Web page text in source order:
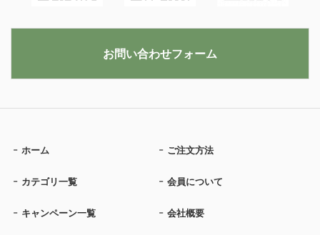
ホーム ご注文方法
カテゴリ一覧 会員について
キャンペーン一覧 会社概要
お問い合わせフォーム